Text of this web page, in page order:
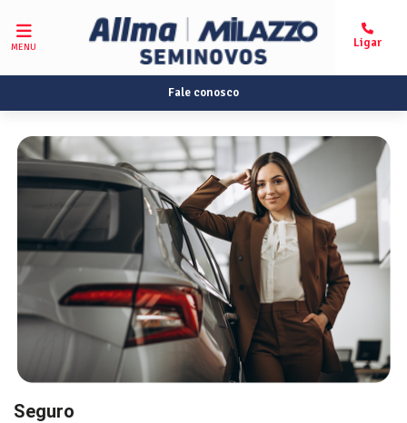
MENU
Fale conosco
Seguro